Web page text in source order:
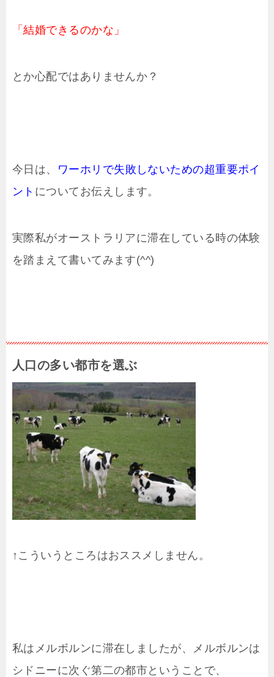
「結婚できるのかな」
とか心配ではありませんか？
今日は、
ワーホリで失敗しないための超重要ポイ
ント についてお伝えします。
実際私がオーストラリアに滞在している時の体験
を踏まえて書いてみます(^^)
人口の多い都市を選ぶ
↑こういうところはおススメしません。
私はメルボルンに滞在しましたが、メルボルンは
シドニーに次ぐ第二の都市ということで、